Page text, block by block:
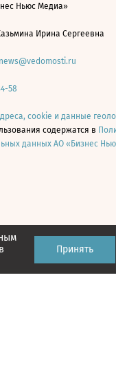
Принять
Ньюс Медиа»
Ирина Сергеевна
news@vedomosti.ru
58
cookie и данные
содержатся в
данных АО «Бизнес